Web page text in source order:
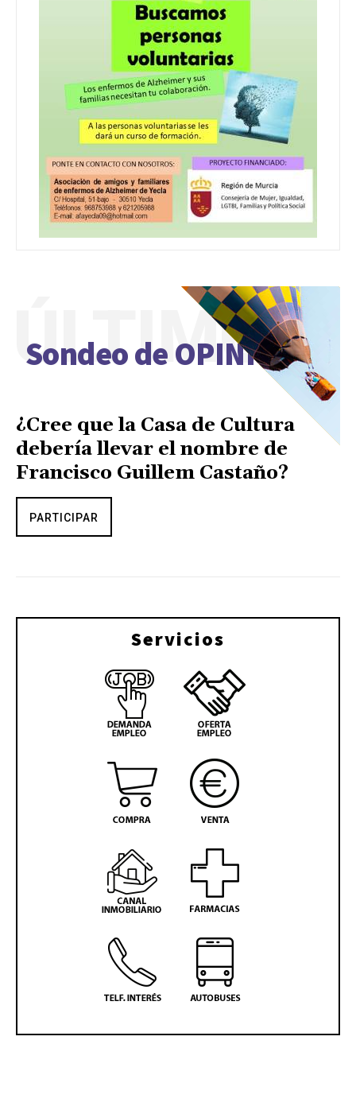
Sondeo de OPINIÓN
ÚLTIMO
¿Cree que la Casa de Cultura
debería llevar el nombre de
Francisco Guillem Castaño?
PARTICIPAR
Servicios